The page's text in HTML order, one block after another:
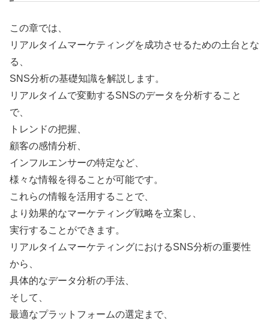
この章では、
リアルタイムマーケティングを成功させるための土台とな
る、
SNS分析の基礎知識を解説します。
リアルタイムで変動するSNSのデータを分析すること
で、
トレンドの把握、
顧客の感情分析、
インフルエンサーの特定など、
様々な情報を得ることが可能です。
これらの情報を活用することで、
より効果的なマーケティング戦略を立案し、
実行することができます。
リアルタイムマーケティングにおけるSNS分析の重要性
から、
具体的なデータ分析の手法、
そして、
最適なプラットフォームの選定まで、